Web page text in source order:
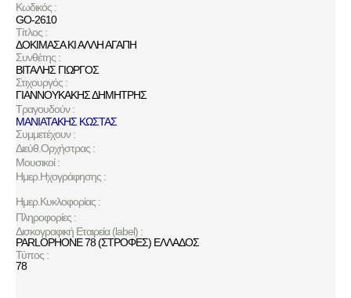
Κωδικός :
GO-2610
Τίτλος :
ΔΟΚΙΜΑΣΑ ΚΙ ΑΛΛΗ ΑΓΑΠΗ
Συνθέτης :
ΒΙΤΑΛΗΣ ΓΙΩΡΓΟΣ
Στιχουργός :
ΓΙΑΝΝΟΥΚΑΚΗΣ ΔΗΜΗΤΡΗΣ
Τραγουδούν :
ΜΑΝΙΑΤΑΚΗΣ ΚΩΣΤΑΣ
Συμμετέχουν :
Διεύθ.Ορχήστρας :
Μουσικοί :
Ημερ.Ηχογράφησης :
Ημερ.Κυκλοφορίας :
Πληροφορίες :
Δισκογραφική Εταιρεία (label) :
PARLOPHONE 78 (ΣΤΡΟΦΕΣ) ΕΛΛΑΔΟΣ
Τύπος :
78